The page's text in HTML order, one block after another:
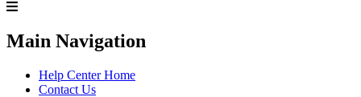
Main Navigation
Help Center Home
Contact Us